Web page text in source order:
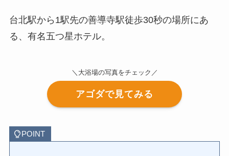
台北駅から1駅先の善導寺駅徒歩30秒の場所にあ
る、有名五つ星ホテル。
＼大浴場の写真をチェック／
アゴダで見てみる
POINT